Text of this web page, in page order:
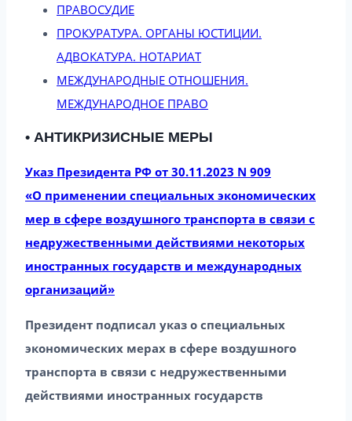
ПРАВОСУДИЕ
ПРОКУРАТУРА. ОРГАНЫ ЮСТИЦИИ.
АДВОКАТУРА. НОТАРИАТ
МЕЖДУНАРОДНЫЕ ОТНОШЕНИЯ.
МЕЖДУНАРОДНОЕ ПРАВО
• АНТИКРИЗИСНЫЕ МЕРЫ
Указ Президента РФ от 30.11.2023 N 909
«О применении специальных экономических
мер в сфере воздушного транспорта в связи с
недружественными действиями некоторых
иностранных государств и международных
организаций»
Президент подписал указ о специальных
экономических мерах в сфере воздушного
транспорта в связи с недружественными
действиями иностранных государств